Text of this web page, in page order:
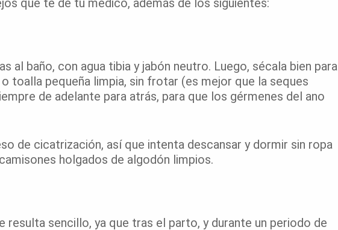
que te dé tu médico, además de los siguientes:
al baño, con agua tibia y jabón neutro. Luego, sécala bien para
toalla pequeña limpia, sin frotar (es mejor que la seques
de adelante para atrás, para que los gérmenes del ano
de cicatrización, así que intenta descansar y dormir sin ropa
holgados de algodón limpios.
resulta sencillo, ya que tras el parto, y durante un periodo de